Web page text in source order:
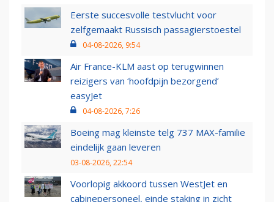
Eerste succesvolle testvlucht voor
zelfgemaakt Russisch passagierstoestel
04-08-2026, 9:54
Air France-KLM aast op terugwinnen
reizigers van ‘hoofdpijn bezorgend’
easyJet
04-08-2026, 7:26
Boeing mag kleinste telg 737 MAX-familie
eindelijk gaan leveren
03-08-2026, 22:54
Voorlopig akkoord tussen WestJet en
cabinepersoneel, einde staking in zicht